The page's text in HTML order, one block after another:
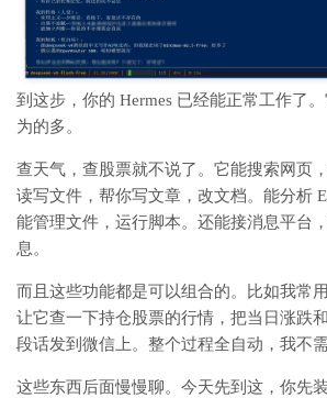
到这步，你的 Hermes 已经能正常工作了
为的多。
查天气，查股票就不说了。它能搜索网页
读写文件，帮你写文章，改文档。能分析
能管理文件，运行脚本。还能接消息平台
息。
而且这些功能都是可以组合的。比如我常
让它查一下持仓股票的行情，把当日涨跌
段话发到微信上。整个过程全自动，我不需
这些东西后面慢慢聊。今天先到这，你先